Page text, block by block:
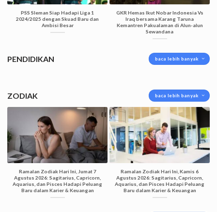
PSS Sleman Siap Hadapi Liga 1
2024/2025 dengan Skuad Baru dan
Ambisi Besar
GKR Hemas Ikut Nobar Indonesia Vs
Iraq bersama Karang Taruna
Kemantren Pakualaman di Alun-alun
Sewandana
PENDIDIKAN baca lebih banyak
ZODIAK baca lebih banyak
Ramalan Zodiak Hari Ini, Jumat 7
Agustus 2026: Sagitarius, Capricorn,
Aquarius, dan Pisces Hadapi Peluang
Baru dalam Karier & Keuangan
Ramalan Zodiak Hari Ini, Kamis 6
Agustus 2026: Sagitarius, Capricorn,
Aquarius, dan Pisces Hadapi Peluang
Baru dalam Karier & Keuangan